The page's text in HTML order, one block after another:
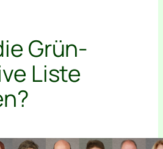
Grün-
Liste